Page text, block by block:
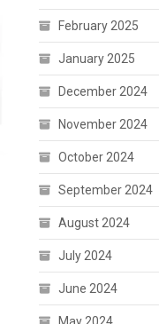
February 2025
January 2025
December 2024
November 2024
October 2024
September 2024
August 2024
July 2024
June 2024